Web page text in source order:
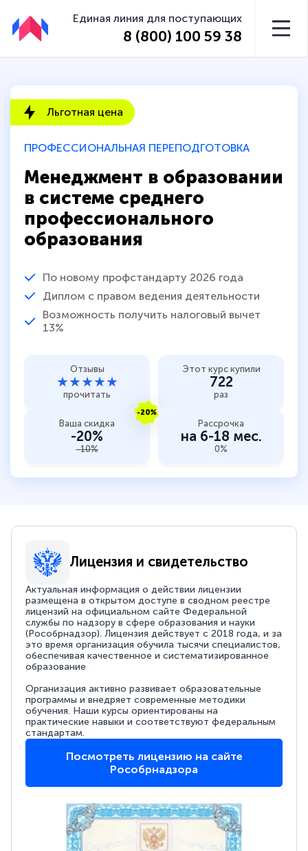
Единая линия для поступающих
8 (800) 100 59 38
ПРОФЕССИОНАЛЬНАЯ ПЕРЕПОДГОТОВКА
Менеджмент в образовании
в системе среднего
профессионального
образования
По новому профстандарту 2026 года
Диплом с правом ведения деятельности
Возможность получить налоговый вычет
13%
Льготная цена
Отзывы
★★★★★
прочитать
Этот курс купили
722
раз
-20%
Ваша скидка
-20%
-10%
Рассрочка
на 6-18 мес.
0%
Лицензия и свидетельство
Актуальная информация о действии лицензии
размещена в открытом доступе в сводном реестре
лицензий на официальном сайте Федеральной
службы по надзору в сфере образования и науки
(Рособрнадзор). Лицензия действует с 2018 года, и за
это время организация обучила тысячи специалистов,
обеспечивая качественное и систематизированное
образование
Организация активно развивает образовательные
программы и внедряет современные методики
обучения. Наши курсы ориентированы на
практические навыки и соответствуют федеральным
стандартам.
Посмотреть лицензию на сайте
Рособрнадзора